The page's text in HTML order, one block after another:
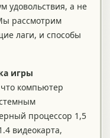
удовольствия, а не
рассмотрим
лаги, и способы
игры
компьютер
процессор 1,5
видеокарта,